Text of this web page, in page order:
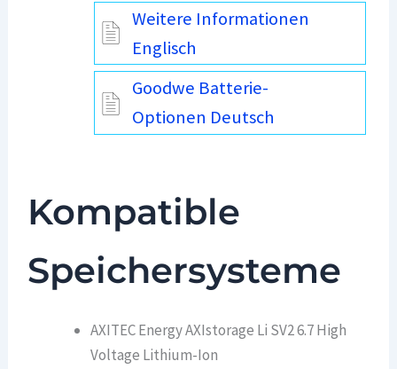
Weitere Informationen
Englisch
Goodwe Batterie-
Optionen Deutsch
Kompatible
Speichersysteme
AXITEC Energy AXIstorage Li SV2 6.7 High
Voltage Lithium-Ion